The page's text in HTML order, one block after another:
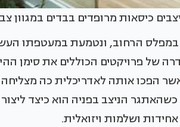
כיסאות מרופדים בבדים במגוון
במפלס הרחוב, ונטמעת במעטפתו
של פרויקטים הכוללים את סימן
הפכו אותה לאדריכלית כה מצליחה
כשהאתגר הניצב בפניה הוא כיצד
ושלמות ויזואלית.